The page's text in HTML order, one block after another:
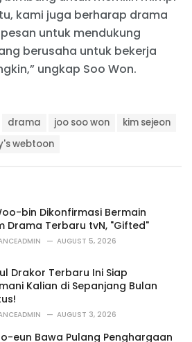
kami juga berharap drama
untuk mendukung
berusaha untuk bekerja
ungkap Soo Won.
drama joo soo won
kim sejeon
webtoon
bin Dikonfirmasi Bermain
Drama Terbaru tvN, "Gifted"
AUGUST 5, 2026
Drakor Terbaru Ini Siap
Kalian di Sepanjang Bulan
AUGUST 3, 2026
eun Bawa Pulang Penghargaan